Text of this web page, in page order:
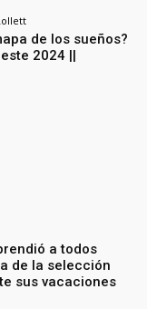
de los sueños?
2024 ||
a todos
de la selección
sus vacaciones